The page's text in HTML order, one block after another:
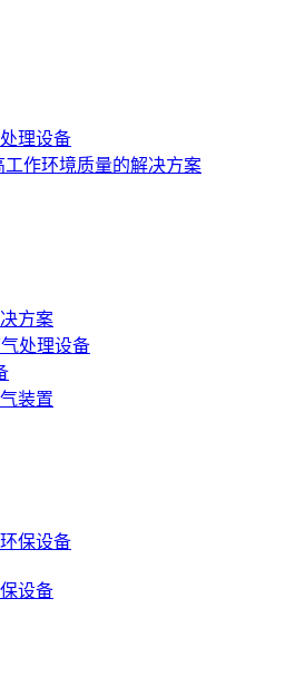
理设备
作环境质量的解决方案
方案
处理设备
装置
保设备
设备